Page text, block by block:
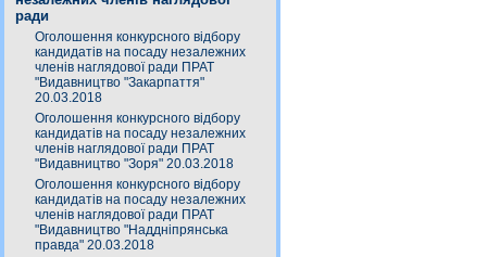
ради
Оголошення конкурсного відбору
кандидатів на посаду незалежних
членів наглядової ради ПРАТ
"Видавництво "Закарпаття"
20.03.2018
Оголошення конкурсного відбору
кандидатів на посаду незалежних
членів наглядової ради ПРАТ
"Видавництво "Зоря" 20.03.2018
Оголошення конкурсного відбору
кандидатів на посаду незалежних
членів наглядової ради ПРАТ
"Видавництво "Наддніпрянська
правда" 20.03.2018